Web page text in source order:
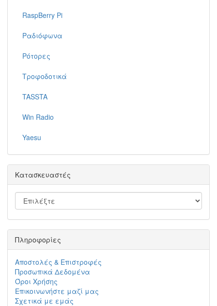
RaspBerry Pi
Ραδιόφωνα
Ρότορες
Τροφοδοτικά
TASSTA
Win Radio
Yaesu
Κατασκευαστές
Πληροφορίες
Αποστολές & Επιστροφές
Προσωπικά Δεδομένα
Όροι Χρήσης
Επικοινωνήστε μαζί μας
Σχετικά με εμάς